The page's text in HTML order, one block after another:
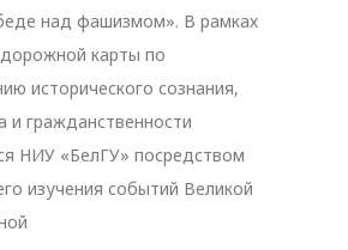
над фашизмом». В рамках
карты по
исторического сознания,
и гражданственности
НИУ «БелГУ» посредством
изучения событий Великой